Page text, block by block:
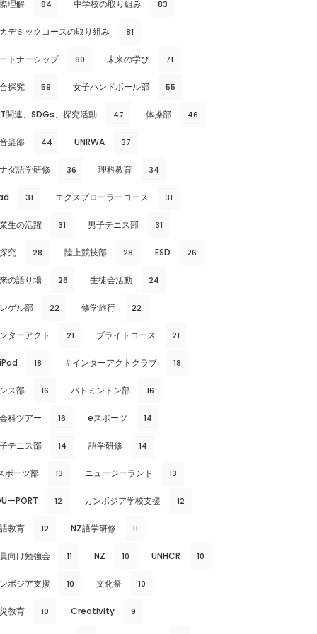
理解 84 中学校の取り組み 83
デミックコースの取り組み 81
トナーシップ 80 未来の学び 71
探究 59 女子ハンドボール部 55
関連、SDGs、探究活動 47 体操部 46
楽部 44 UNRWA 37
ダ語学研修 36 理科教育 34
31 エクスプローラーコース 31
生の活躍 31 男子テニス部 31
究 28 陸上競技部 28 ESD 26
の語り場 26 生徒会活動 24
ゲル部 22 修学旅行 22
ターアクト 21 ブライトコース 21
18 ＃インターアクトクラブ 18
ス部 16 バドミントン部 16
科ツアー 16 eスポーツ 14
テニス部 14 語学研修 14
ポーツ部 13 ニュージーランド 13
ーPORT 12 カンボジア学校支援 12
教育 12 NZ語学研修 11
向け勉強会 11 NZ 10 UNHCR 10
ボジア支援 10 文化祭 10
教育 10 Creativity 9